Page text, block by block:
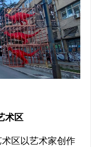
术区
区以艺术家创作